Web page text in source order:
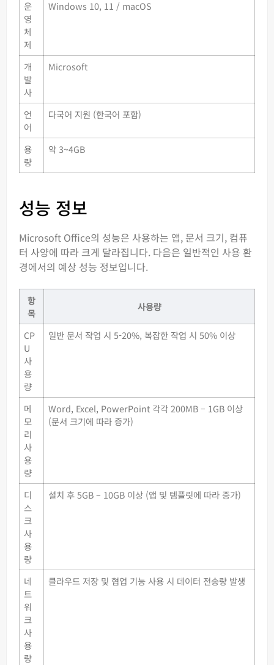
운
영
체
제
Windows 10, 11 / macOS
개
발
사
Microsoft
언
어
다국어 지원 (한국어 포함)
용
량
약 3~4GB
성능 정보
Microsoft Office의 성능은 사용하는 앱, 문서 크기, 컴퓨
터 사양에 따라 크게 달라집니다. 다음은 일반적인 사용 환
경에서의 예상 성능 정보입니다.
항
목
사용량
CP
U
사
용
량
일반 문서 작업 시 5-20%, 복잡한 작업 시 50% 이상
메
모
리
사
용
량
Word, Excel, PowerPoint 각각 200MB – 1GB 이상
(문서 크기에 따라 증가)
디
스
크
사
용
량
설치 후 5GB – 10GB 이상 (앱 및 템플릿에 따라 증가)
네
트
워
크
사
용
량
클라우드 저장 및 협업 기능 사용 시 데이터 전송량 발생